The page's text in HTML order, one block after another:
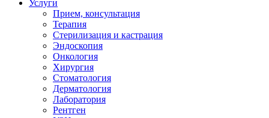
Услуги
Прием, консультация
Терапия
Стерилизация и кастрация
Эндоскопия
Онкология
Хирургия
Стоматология
Дерматология
Лаборатория
Рентген